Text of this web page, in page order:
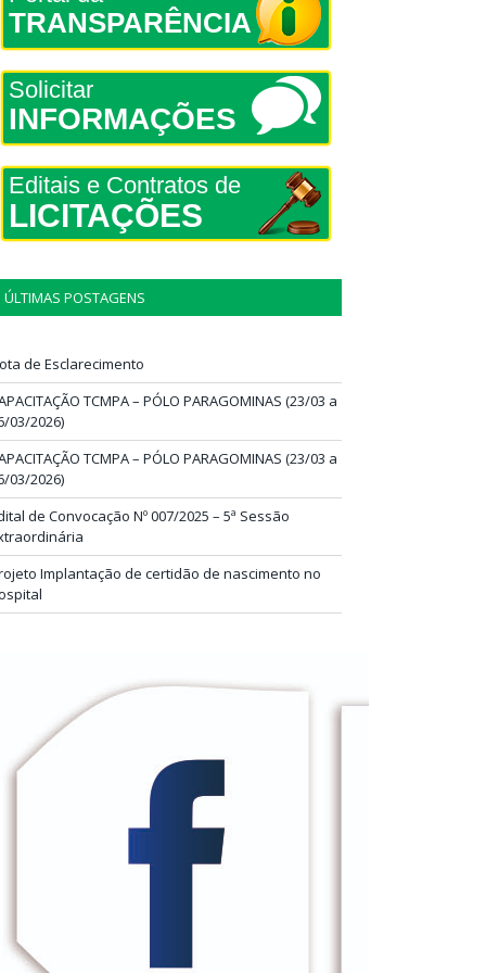
TRANSPARÊNCIA
Solicitar
INFORMAÇÕES
Editais e Contratos de
LICITAÇÕES
ÚLTIMAS POSTAGENS
de Esclarecimento
TCMPA – PÓLO PARAGOMINAS (23/03 a
03/2026)
TCMPA – PÓLO PARAGOMINAS (23/03 a
03/2026)
de Convocação Nº 007/2025 – 5ª Sessão
Implantação de certidão de nascimento no